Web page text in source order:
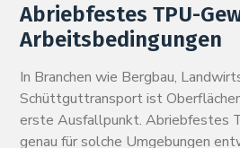
Abriebfestes TPU-
Arbeitsbedingungen
In Branchen wie Bergbau,
Schüttguttransport ist
erste Ausfallpunkt. Abriebfestes
genau für solche Umgebungen